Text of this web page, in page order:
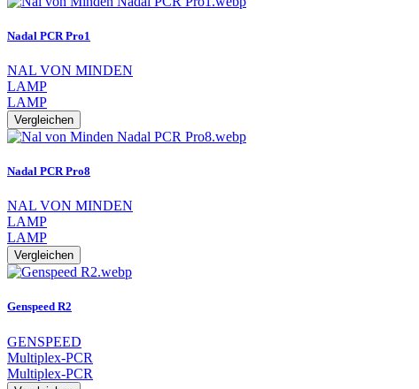
Nadal PCR Pro1
NAL VON MINDEN
LAMP
LAMP
Vergleichen
Nadal PCR Pro8
NAL VON MINDEN
LAMP
LAMP
Vergleichen
Genspeed R2
GENSPEED
Multiplex-PCR
Multiplex-PCR